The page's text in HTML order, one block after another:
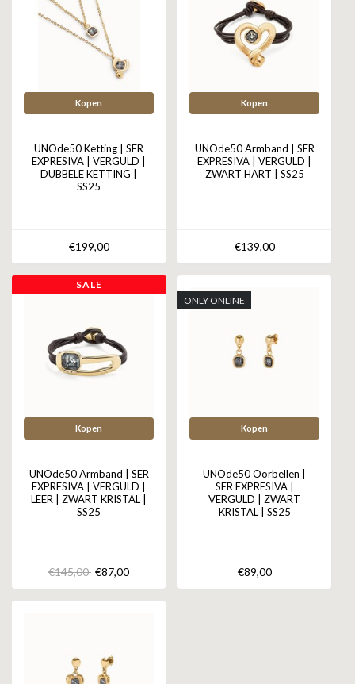
Kopen
UNOde50 Ketting | SER
EXPRESIVA | VERGULD |
DUBBELE KETTING |
SS25
€199,00
Kopen
UNOde50 Armband | SER
EXPRESIVA | VERGULD |
ZWART HART | SS25
€139,00
SALE
Kopen
UNOde50 Armband | SER
EXPRESIVA | VERGULD |
LEER | ZWART KRISTAL |
SS25
€145,00 €87,00
ONLY ONLINE
Kopen
UNOde50 Oorbellen |
SER EXPRESIVA |
VERGULD | ZWART
KRISTAL | SS25
€89,00